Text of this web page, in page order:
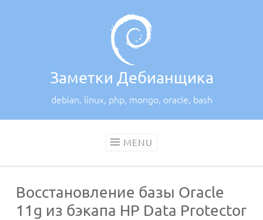
Заметки Дебианщика
debian, linux, php, mongo, oracle, bash
MENU
Восстановление базы Oracle
11g из бэкапа HP Data Protector